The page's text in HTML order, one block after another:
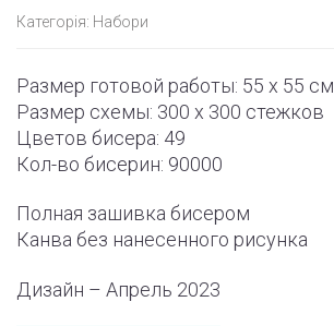
Категорія: Набори
Размер готовой работы: 55 x 55 см
Размер схемы: 300 x 300 стежков
Цветов бисера: 49
Кол-во бисерин: 90000
Полная зашивка бисером
Канва без нанесенного рисунка
Дизайн – Апрель 2023